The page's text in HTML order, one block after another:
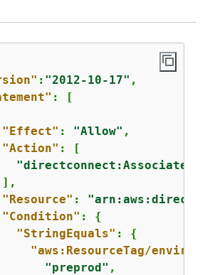
: "2012-10-17" ,
: [
"Effect" : "Allow" ,
"Action" : [
"Resource" :
"Condition" : {
"StringEquals" : {
"aws:ResourceTag/
"preprod" ,